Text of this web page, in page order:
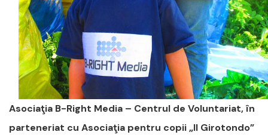
Asociaţia B-Right Media – Centrul de Voluntariat, în
parteneriat cu Asociaţia pentru copii „Il Girotondo”